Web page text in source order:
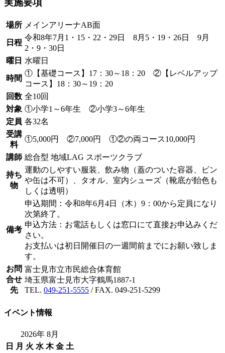
実施要項
場所 メインアリーナAB面
日程
令和8年7月1・15・22・29日 8月5・19・26日 9月
2・9・30日
曜日 水曜日
時間
①【基礎コース】17：30～18：20 ②【レベルアップ
コース】18：30～19：20
回数 全10回
対象 ①小学1～6年生 ②小学3～6年生
定員 各32名
受講
料
①5,000円 ②7,000円 ①②の両コース10,000円
講師 総合型 地域LAG スポーツクラブ
持ち
物
運動のしやすい服装、飲み物（蓋のついた容器、ビン
や缶は不可）、タオル、室内シューズ（靴底が飴色も
しくは透明）
備考
申込期間：令和8年6月4日（木）9：00から定員になり
次第終了。
申込方法：お電話もしくは窓口にて直接お申込みくだ
さい。
お支払いは初日開催日の一週間前までにお願い致しま
す。
お問
合せ
先
富士見市立市民総合体育館
埼玉県富士見市大字鶴馬1887-1
TEL. 049-251-5555 / FAX. 049-251-5299
イベント情報
2026年 8月
日
月 火 水 木 金 土